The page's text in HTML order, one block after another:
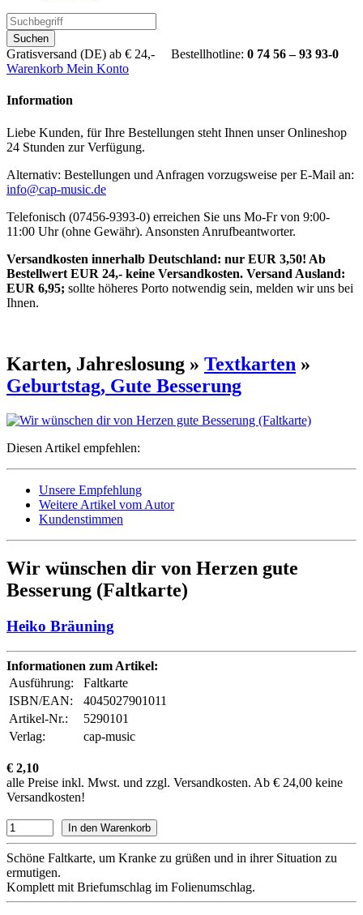
Suchen
Gratisversand (DE) ab € 24,- Bestellhotline: 0 74 56 – 93 93-0
Warenkorb Mein Konto
Information
Liebe Kunden, für Ihre Bestellungen steht Ihnen unser Onlineshop
24 Stunden zur Verfügung.
Alternativ: Bestellungen und Anfragen vorzugsweise per E-Mail an:
info@cap-music.de
Telefonisch (07456-9393-0) erreichen Sie uns Mo-Fr von 9:00-
11:00 Uhr (ohne Gewähr). Ansonsten Anrufbeantworter.
Versandkosten innerhalb Deutschland: nur EUR 3,50! Ab
Bestellwert EUR 24,- keine Versandkosten. Versand Ausland:
EUR 6,95; sollte höheres Porto notwendig sein, melden wir uns bei
Ihnen.
Karten, Jahreslosung » Textkarten »
Geburtstag, Gute Besserung
Diesen Artikel empfehlen:
Unsere Empfehlung
Weitere Artikel vom Autor
Kundenstimmen
Wir wünschen dir von Herzen gute
Besserung (Faltkarte)
Heiko Bräuning
Informationen zum Artikel:
Ausführung:
Faltkarte
ISBN/EAN:
4045027901011
Artikel-Nr.:
5290101
Verlag:
cap-music
€ 2,10
alle Preise inkl. Mwst. und zzgl. Versandkosten. Ab € 24,00 keine
Versandkosten!
Schöne Faltkarte, um Kranke zu grüßen und in ihrer Situation zu
ermutigen.
Komplett mit Briefumschlag im Folienumschlag.